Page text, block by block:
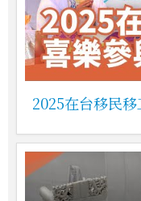
2025在台移民